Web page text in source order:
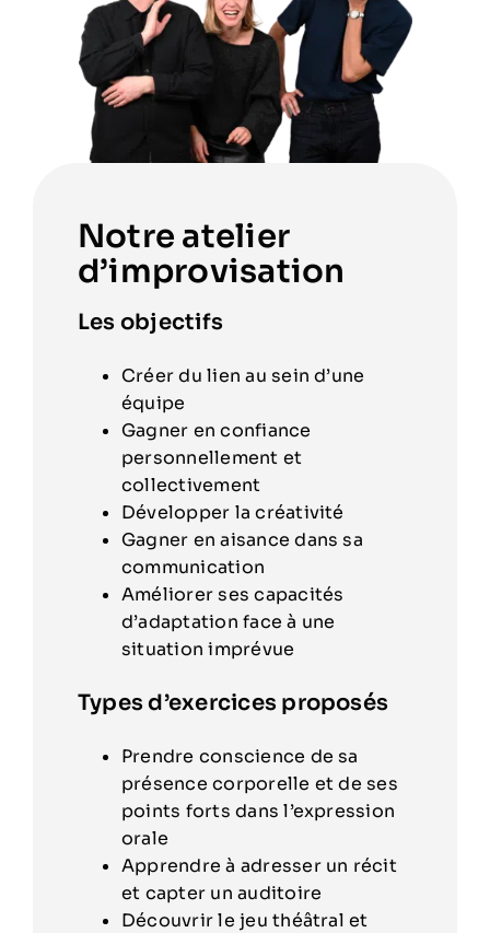
Notre atelier
d’improvisation
Les objectifs
Créer du lien au sein d’une
équipe
Gagner en confiance
personnellement et
collectivement
Développer la créativité
Gagner en aisance dans sa
communication
Améliorer ses capacités
d’adaptation face à une
situation imprévue
Types d’exercices proposés
Prendre conscience de sa
présence corporelle et de ses
points forts dans l’expression
orale
Apprendre à adresser un récit
et capter un auditoire
Découvrir le jeu théâtral et